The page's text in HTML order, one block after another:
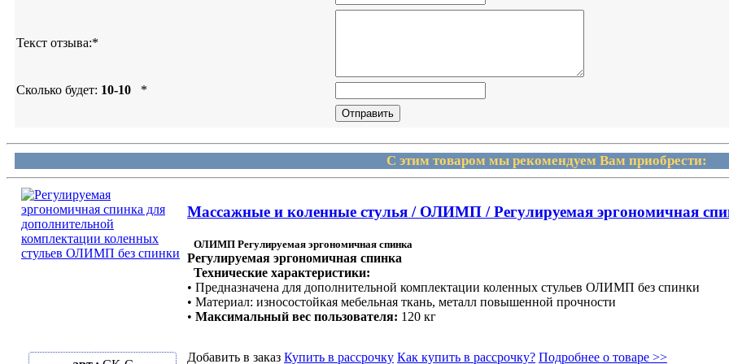
Текст отзыва:*
Сколько будет: 10-10 *
С этим товаром мы рекомендуем Вам приобрести:
Массажные и коленные стулья / ОЛИМП / Регулируемая эргономичная
ОЛИМП Регулируемая эргономичная спинка
Регулируемая эргономичная спинка
Технические характеристики:
• Предназначена для дополнительной комплектации коленных стульев ОЛИМП без спинки
• Материал: износостойкая мебельная ткань, металл повышенной прочности
• Максимальный вес пользователя: 120 кг
Добавить в заказ Купить в рассрочку Как купить в рассрочку? Подробнее о товаре >>